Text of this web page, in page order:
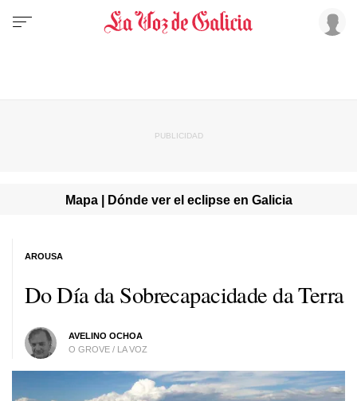
Mapa | Dónde ver el eclipse en Galicia
Do Día da Sobrecapacidade da Terra
AVELINO OCHOA
O GROVE / LA VOZ
AROUSA